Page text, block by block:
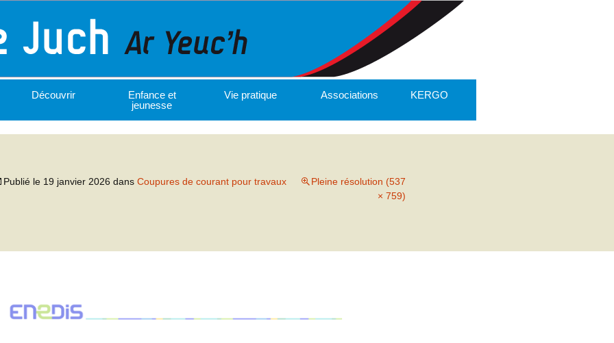
Découvrir
Enfance et
jeunesse
Vie pratique Associations KERGO
Publié le 19 janvier 2026 dans Coupures de courant pour travaux
Pleine résolution (537
× 759)